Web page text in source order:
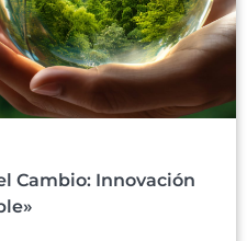
Cambio: Innovación